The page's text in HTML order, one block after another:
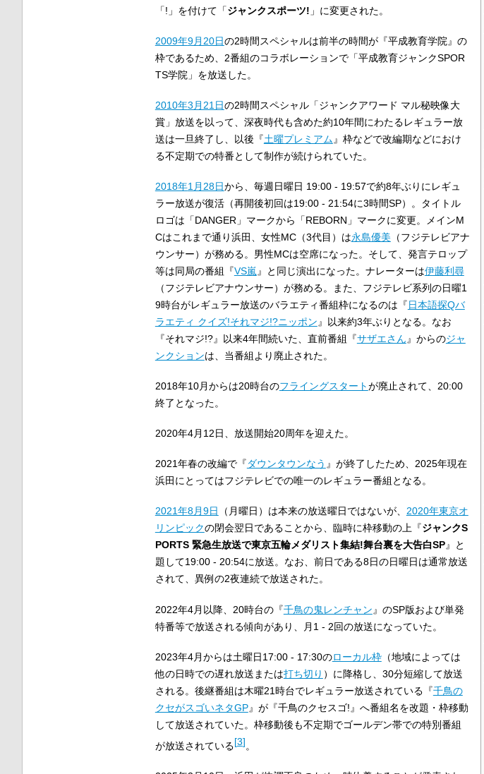
「!」を付けて「ジャンクスポーツ! 」に変更された。
2009年9月20日の2時間スペシャルは前半の時間が『平成教育学院』の
枠であるため、2番組のコラボレーションで「平成教育ジャンクSPOR
TS学院」を放送した。
2010年3月21日の2時間スペシャル「ジャンクアワード マル秘映像大
賞」放送を以って、深夜時代も含めた約10年間にわたるレギュラー放
送は一旦終了し、以後『土曜プレミアム 』枠などで改編期などにおけ
る不定期での特番として制作が続けられていた。
2018年1月28日から、毎週日曜日 19:00 - 19:57で約8年ぶりにレギュ
ラー放送が復活（再開後初回は19:00 - 21:54に3時間SP）。タイトル
ロゴは「DANGER」マークから「REBORN」マークに変更。メインM
Cはこれまで通り浜田、女性MC（3代目）は永島優美 （フジテレビアナ
ウンサー）が務める。男性MCは空席になった。そして、発言テロップ
等は同局の番組『VS嵐 』と同じ演出になった。ナレーターは伊藤利尋
（フジテレビアナウンサー）が務める。また、フジテレビ系列の日曜1
9時台がレギュラー放送のバラエティ番組枠になるのは『日本語探Qバ
ラエティ クイズ!それマジ!?ニッポン 』以来約3年ぶりとなる。なお
『それマジ!?』以来4年間続いた、直前番組『サザエさん 』からのジャ
ンクションは、当番組より廃止された。
2018年10月からは20時台のフライングスタートが廃止されて、20:00
終了となった。
2020年4月12日、放送開始20周年を迎えた。
2021年春の改編で『ダウンタウンなう 』が終了したため、2025年現在
浜田にとってはフジテレビでの唯一のレギュラー番組となる。
2021年8月9日 （月曜日）は本来の放送曜日ではないが、 2020年東京オ
リンピックの閉会翌日であることから、臨時に枠移動の上『ジャンクS
PORTS 緊急生放送で東京五輪メダリスト集結!舞台裏を大告白SP』と
題して19:00 - 20:54に放送。なお、前日である8日の日曜日は通常放送
されて、異例の2夜連続で放送された。
2022年4月以降、20時台の『千鳥の鬼レンチャン 』のSP版および単発
特番等で放送される傾向があり、月1 - 2回の放送になっていた。
2023年4月からは土曜日17:00 - 17:30のローカル枠（地域によっては
他の日時での遅れ放送または打ち切り ）に降格し、30分短縮して放送
される。後継番組は木曜21時台でレギュラー放送されている『千鳥の
クセがスゴいネタGP』が『千鳥のクセスゴ!』へ番組名を改題・枠移動
して放送されていた。枠移動後も不定期でゴールデン帯での特別番組
が放送されている[3]。